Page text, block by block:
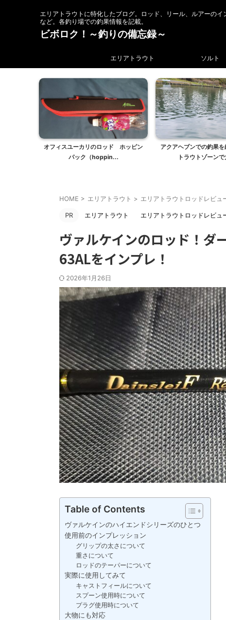
エリアトラウトに特化したブログ。ロッド、リール、ルアーのイ
など。各釣り場での釣果情報を記載。
ビボロク！～釣りの備忘録～
エリアトラウト ソルト
オフィスユーカリのロッド ホッピン
パック（hoppin...
アクアヘブンでの釣果
トラウトゾーン
HOME > エリアトラウト > エリアトラウトロッドレビュ
PR エリアトラウト エリアトラウトロッドレビュ
ヴァルケインのロッド！
63ALをインプレ！
2026年1月26日
Table of Contents
ヴァルケインのハイエンドシリーズのひとつ
使用前のインプレッション
グリップの太さについて
重さについて
ロッドのテーパーについて
実際に使用してみて
キャストフィールについて
スプーン使用時について
プラグ使用時について
大物にも対応